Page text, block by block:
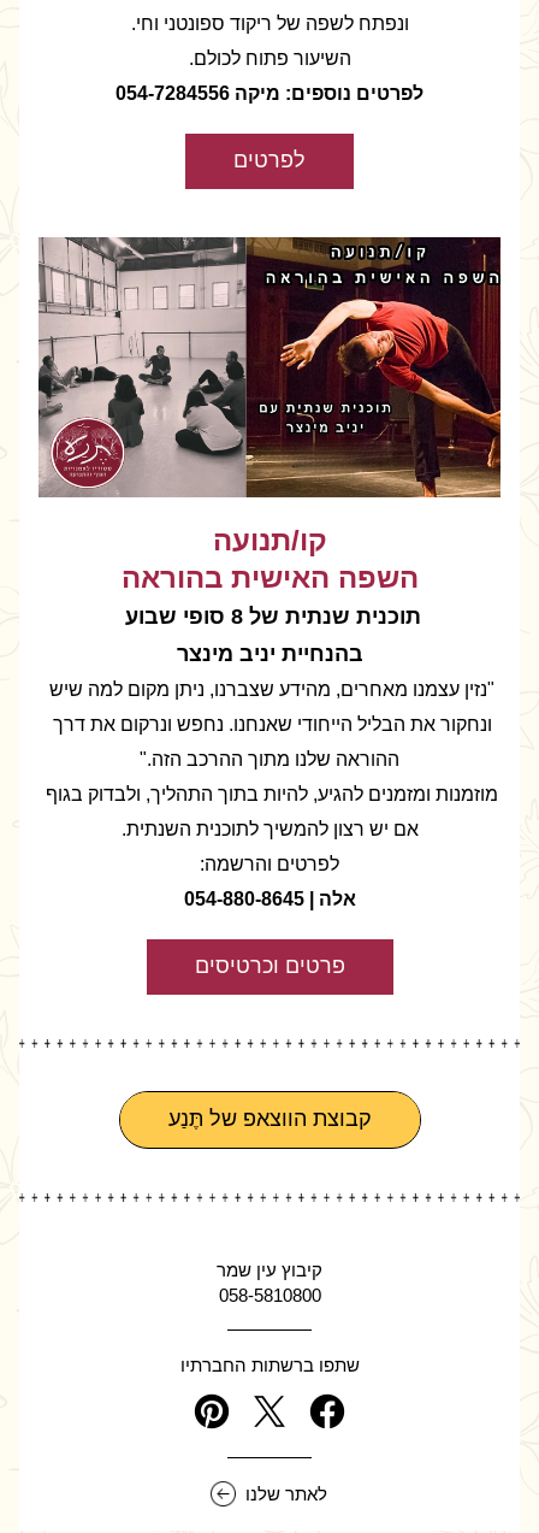
ונפתח לשפה של ריקוד ספונטני וחי.
השיעור פתוח לכולם.
לפרטים נוספים: מיקה 054-7284556
לפרטים
קו/תנועה
השפה האישית בהוראה
תוכנית שנתית של 8 סופי שבוע
בהנחיית יניב מינצר
ההוראה שלנו מתוך ההרכב הזה."
אם יש רצון להמשיך לתוכנית השנתית.
לפרטים והרשמה:
אלה | 054-880-8645
פרטים וכרטיסים
קבוצת הווצאפ של תֶּנַע
קיבוץ עין שמר
058-5810800
שתפו ברשתות החברתיו
לאתר שלנו